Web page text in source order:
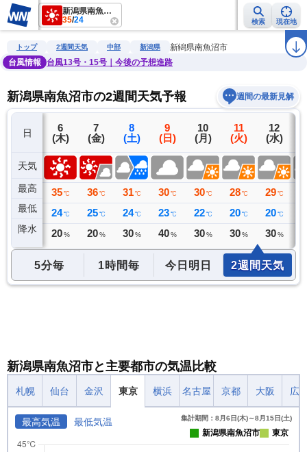
新潟県南魚沼市
35/24 検索 現在地
雨雲レーダー 台風情報 地震情報 警報・注意報 ラ
トップ 2週間天気 中部 新潟県
新潟県南魚沼市
台風情報
台風13号・15号｜今後の予想進路
新潟県南魚沼市の2週間天気予報 週間の最新見解
日
天気
最高
最低
降水
5
(水)
34 ℃
21 ℃
0 ミリ
6
(木)
35 ℃
24 ℃
20 %
7
(金)
36 ℃
25 ℃
20 %
8
(土)
31 ℃
24 ℃
30 %
9
(日)
30 ℃
23 ℃
40 %
10
(月)
30 ℃
22 ℃
30 %
11
(火)
28 ℃
20 ℃
30 %
12
(水)
29 ℃
20 ℃
30 %
5分毎 1時間毎 今日明日 2週間天気
新潟県南魚沼市と主要都市の気温比較
札幌 仙台 金沢 東京 横浜 名古屋 京都 大阪 広
最高気温 最低気温 集計期間：8月6日(木)～8月15日(土)
新潟県南魚沼市 東京